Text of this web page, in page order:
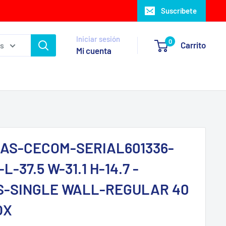
Suscríbete
Iniciar sesión
Mi cuenta
0 Carrito
CECOM-SERIAL601336-
37.5 W-31.1 H-14.7 -
SINGLE WALL-REGULAR 40